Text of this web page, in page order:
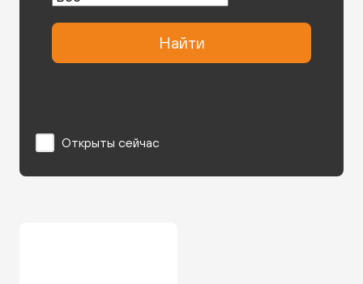
Найти
Открыты сейчас